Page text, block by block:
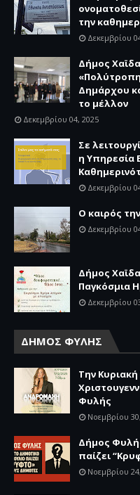
την
Δεκεμβρίου
Δήμος
Δημάρχου
το μέλλον
Δεκεμβρίου 04, 2025
Σε
η Υπηρεσία
Δεκεμβρίου
Ο καιρός
Δεκεμβρίου
Δήμος
Παγκόσμια
Δεκεμβρίου
ΔΗΜΟΣ ΦΥΛΗΣ
Την
Φυλής
Νοεμβρίου
Δήμος
παίζει
Νοεμβρίου